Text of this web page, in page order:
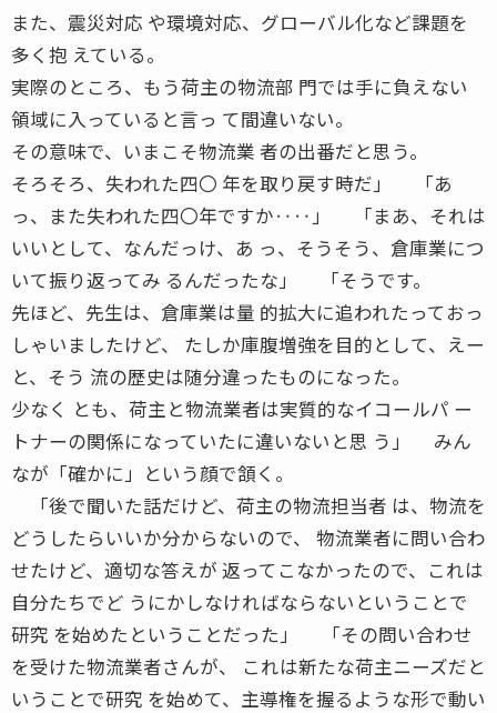
また、震災対応 や環境対応、グローバル化など課題を
多く抱 えている。
実際のところ、もう荷主の物流部 門では手に負えない
領域に入っていると言っ て間違いない。
その意味で、いまこそ物流業 者の出番だと思う。
そろそろ、失われた四〇 年を取り戻す時だ」 「あ
っ、また失われた四〇年ですか‥‥」 「まあ、それは
いいとして、なんだっけ、あ っ、そうそう、倉庫業につ
いて振り返ってみ るんだったな」 「そうです。
先ほど、先生は、倉庫業は量 的拡大に追われたっておっ
しゃいましたけど、 たしか庫腹増強を目的として、えー
と、そう 流の歴史は随分違ったものになった。
少なく とも、荷主と物流業者は実質的なイコールパ ー
トナーの関係になっていたに違いないと思 う」 みん
なが「確かに」という顔で頷く。
「後で聞いた話だけど、荷主の物流担当者 は、物流を
どうしたらいいか分からないので、 物流業者に問い合わ
せたけど、適切な答えが 返ってこなかったので、これは
自分たちでど うにかしなければならないということで
研究 を始めたということだった」 「その問い合わせ
を受けた物流業者さんが、 これは新たな荷主ニーズだと
いうことで研究 を始めて、主導権を握るような形で動い